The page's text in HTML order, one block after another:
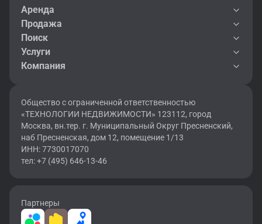
Аренда
Продажа
Поиск
Услуги
Компания
Общество с ограниченной ответственностью
«ТЕХНОЛОГИИ НЕДВИЖИМОСТИ» 123112, город
Москва, вн.тер. г. Муниципальный Округ Пресненский,
наб Пресненская, дом 12, помещение 1/13
ИНН: 7730017070
тел: +7 (495) 646-13-46
Партнеры